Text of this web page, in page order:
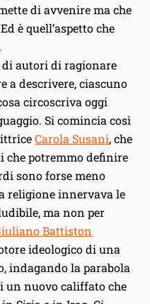
di avvenire ma che
è quell’aspetto che
di autori di ragionare
a descrivere, ciascuno
circoscriva oggi
Si comincia così
Carola Susani, che
che potremmo definire
sono forse meno
religione innervava le
ma non per
Battiston
ideologico di una
indagando la parabola
un nuovo califfato che